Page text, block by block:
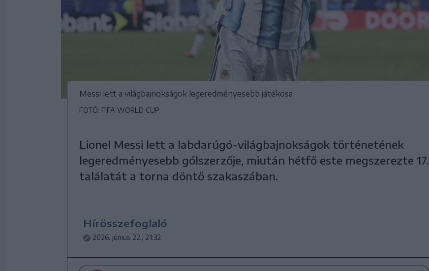
Messi lett a világbajnokságok legeredményesebb játékosa
FOTÓ: FIFA WORLD CUP
Lionel Messi lett a labdarúgó-világbajnokságok történetének
legeredményesebb gólszerzője, miután hétfő este megszerezte 17.
találatát a torna döntő szakaszában.
Hírösszefoglaló
2026. június 22., 21:32